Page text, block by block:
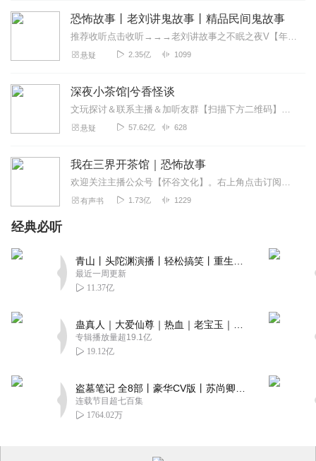
恐怖故事丨老刘讲鬼故事丨精品民间鬼故事
推荐收听点击收听→→→老刘讲故事之不眠之夜V【年度最佳鬼故事】点击收听→→→锁龙台秘闻！让你我一起下墓寻龙！每当黑夜来临之际，辗转反侧无法入眠之时，来听一听老刘...
悬疑 2.35亿 1099
深夜小茶馆|兮香怪谈
文玩探讨＆联系主播＆加听友群【扫描下方二维码】获取深夜小茶馆一手资讯↓↓↓
悬疑 57.62亿 628
我在三界开茶馆｜恐怖故事
欢迎关注主播公众号【怀谷文化】。右上角点击订阅，一听到底，关注主播，更多惊喜等你解锁！作品简介：有人做活人买卖，有人做死人买卖，我做的就是死人的买卖，不是卖棺材...
有声书 1.73亿 1229
经典必听
最近一周更新
11.37亿
专辑播放量超19.1亿
19.12亿
连载节目超七百集
1764.02万